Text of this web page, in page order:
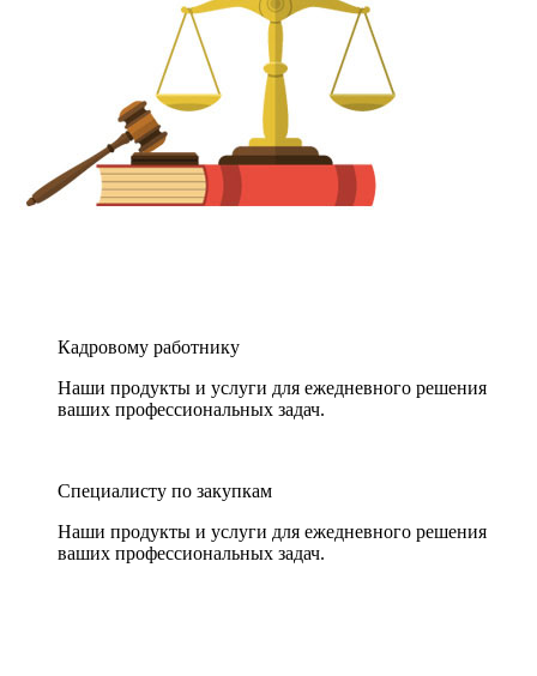
Кадровому работнику
Наши продукты и услуги для ежедневного решения
ваших профессиональных задач.
Специалисту по закупкам
Наши продукты и услуги для ежедневного решения
ваших профессиональных задач.